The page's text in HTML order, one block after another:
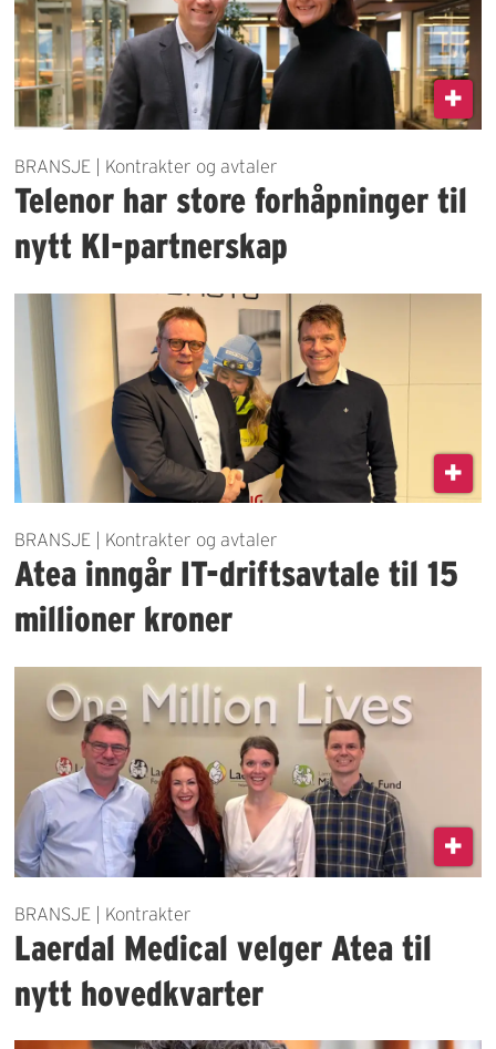
BRANSJE | Kontrakter og avtaler
Telenor har store forhåpninger til
nytt KI-partnerskap
BRANSJE | Kontrakter og avtaler
Atea inngår IT-driftsavtale til 15
millioner kroner
BRANSJE | Kontrakter
Laerdal Medical velger Atea til
nytt hovedkvarter